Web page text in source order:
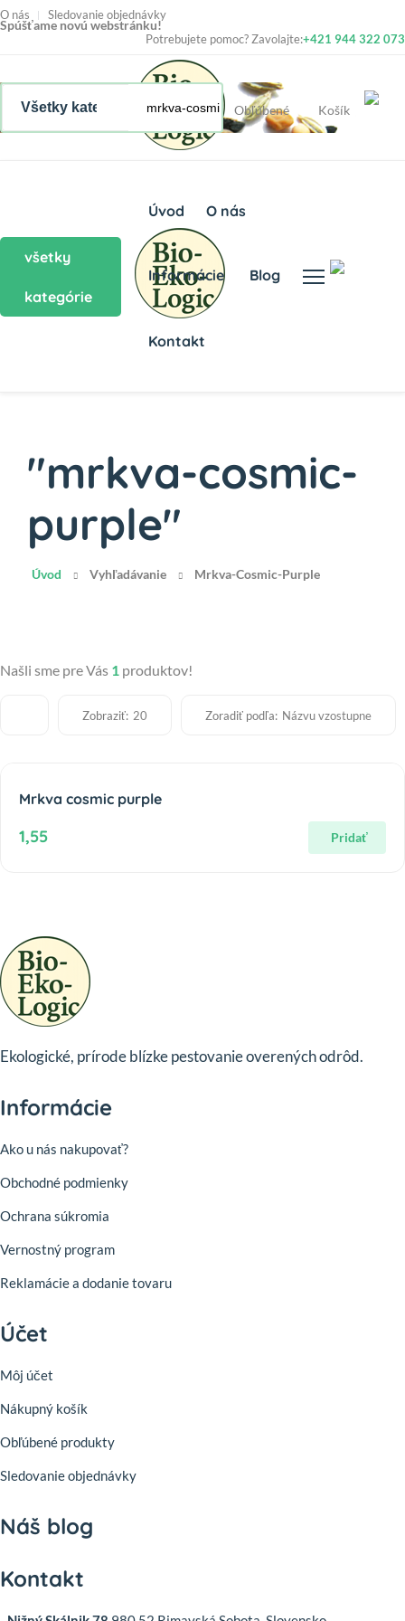
O nás Sledovanie objednávky
Spúšťame novú webstránku!
Potrebujete pomoc? Zavolajte:+421 944 322 073
Obľúbené Košík
všetky
kategórie
Úvod O nás
Informácie Blog
Kontakt
"mrkva-cosmic-
purple"
Úvod Vyhľadávanie Mrkva-Cosmic-Purple
Našli sme pre Vás 1 produktov!
Zobraziť: 20 Zoradiť podľa: Názvu vzostupne
Mrkva cosmic purple
1,55 Pridať
Ekologické, prírode blízke pestovanie overených odrôd.
Informácie
Ako u nás nakupovať?
Obchodné podmienky
Ochrana súkromia
Vernostný program
Reklamácie a dodanie tovaru
Účet
Môj účet
Nákupný košík
Obľúbené produkty
Sledovanie objednávky
Náš blog
Kontakt